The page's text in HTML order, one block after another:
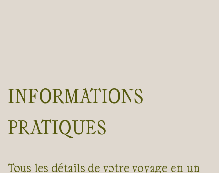
INFORMATIONS
PRATIQUES
Tous les détails de votre voyage en un